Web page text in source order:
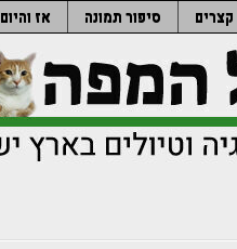
קצרים סיפור תמונה אז והיום